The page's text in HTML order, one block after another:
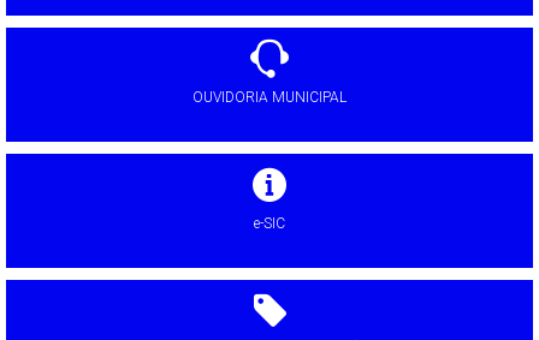
OUVIDORIA MUNICIPAL
e-SIC